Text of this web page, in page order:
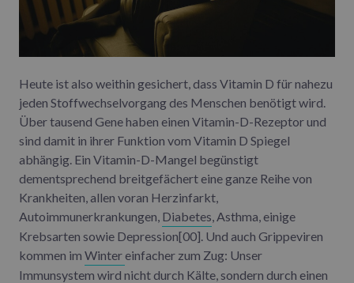
Heute ist also weithin gesichert, dass Vitamin D für nahezu
jeden Stoffwechselvorgang des Menschen benötigt wird.
Über tausend Gene haben einen Vitamin-D-Rezeptor und
sind damit in ihrer Funktion vom Vitamin D Spiegel
abhängig. Ein Vitamin-D-Mangel begünstigt
dementsprechend breitgefächert eine ganze Reihe von
Krankheiten, allen voran Herzinfarkt,
Autoimmunerkrankungen, Diabetes , Asthma, einige
Krebsarten sowie Depression[00]. Und auch Grippeviren
kommen im Wintereinfacher zum Zug: Unser
Immunsystem wird nicht durch Kälte, sondern durch einen